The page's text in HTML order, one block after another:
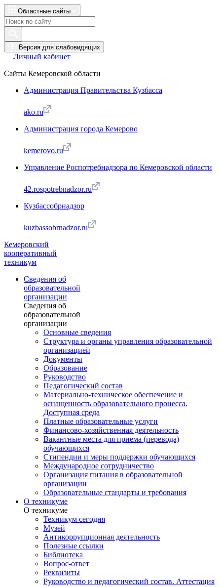
Областные сайты
Версия для слабовидящих
Личный кабинет
Сайты Кемеровской области
Администрация Правительства Кузбасса
ako.ru
Администрация города Кемерово
kemerovo.ru
Управление Роспотребнадзора по Кемеровской области
42.rospotrebnadzor.ru
Кузбассобрнадзор
kuzbassobrnadzor.ru
Кемеровский
кооперативный
техникум
Сведения об
образовательной
организации
Сведения об
образовательной
организации
Основные сведения
Структура и органы управления образовательной
организацией
Документы
Образование
Руководство
Педагогический состав
Материально-техническое обеспечение и
оснащенность образовательного процесса.
Доступная среда
Платные образовательные услуги
Финансово-хозяйственная деятельность
Вакантные места для приема (перевода)
обучающихся
Стипендии и меры поддержки обучающихся
Международное сотрудничество
Организация питания в образовательной
организации
Образовательные стандарты и требования
О техникуме
О техникуме
Техникум сегодня
Музей
Антикоррупционная деятельность
Полезные ссылки
Библиотека
Вопрос-ответ
Реквизиты
Руководство и педагогический состав. Аттестация